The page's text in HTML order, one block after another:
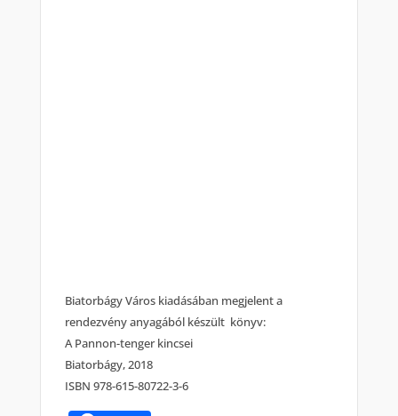
Biatorbágy Város kiadásában megjelent a
rendezvény anyagából készült könyv:
A Pannon-tenger kincsei
Biatorbágy, 2018
ISBN 978-615-80722-3-6